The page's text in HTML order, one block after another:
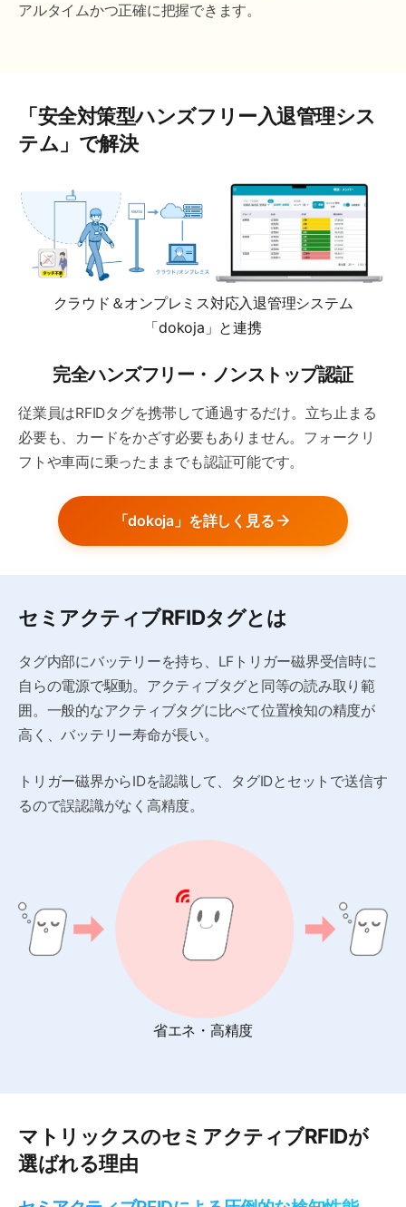
アルタイムかつ正確に把握できます。
「安全対策型ハンズフリー入退管理シス
テム」で解決
クラウド＆オンプレミス対応入退管理システム
「dokoja」と連携
完全ハンズフリー・ノンストップ認証
従業員はRFIDタグを携帯して通過するだけ。立ち止まる
必要も、カードをかざす必要もありません。フォークリ
フトや車両に乗ったままでも認証可能です。
「dokoja」を詳しく見る
セミアクティブRFIDタグとは
タグ内部にバッテリーを持ち、LFトリガー磁界受信時に
自らの電源で駆動。アクティブタグと同等の読み取り範
囲。一般的なアクティブタグに比べて位置検知の精度が
高く、バッテリー寿命が長い。
トリガー磁界からIDを認識して、タグIDとセットで送信す
るので誤認識がなく高精度。
省エネ・高精度
マトリックスのセミアクティブRFIDが
選ばれる理由